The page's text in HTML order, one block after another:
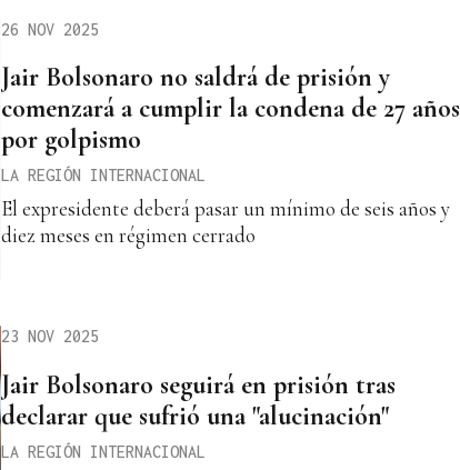
26 NOV 2025
Jair Bolsonaro no saldrá de prisión y
comenzará a cumplir la condena de 27 años
por golpismo
LA REGIÓN INTERNACIONAL
El expresidente deberá pasar un mínimo de seis años y
diez meses en régimen cerrado
23 NOV 2025
Jair Bolsonaro seguirá en prisión tras
declarar que sufrió una "alucinación"
LA REGIÓN INTERNACIONAL